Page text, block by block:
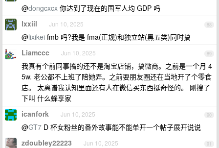
@dongcxcx 你达到了现在的国军人均 GDP 吗
88
lxxiil Jun 10, 2025
@lixikei fmb 吗?我是 fma(正规)和独立站(黑五类)同时搞
89
Liamccc Jun 10, 2025
我真有个前同事搞的还不是淘宝店铺，搞微商。之前是一个月 4
5w. 老公都不上班了陪她弄。之前耍朋友圈还在当地开了个零食
店。 太离谱我认知里面还有人在微信买东西挺奇怪的。 刚搜了
下叫 什么蜂享家
90
icanfork Jun 10, 2025
@GT7 D 杯女粉丝的番外故事能不能单开一个帖子展开说说
91
zdoubley22223 Jun 10, 2025